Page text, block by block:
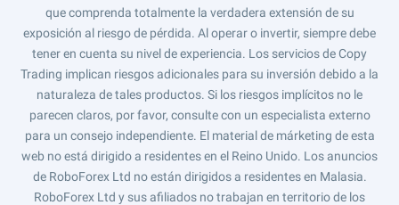
que comprenda totalmente la verdadera extensión de su
exposición al riesgo de pérdida. Al operar o invertir, siempre debe
tener en cuenta su nivel de experiencia. Los servicios de Copy
Trading implican riesgos adicionales para su inversión debido a la
naturaleza de tales productos. Si los riesgos implícitos no le
parecen claros, por favor, consulte con un especialista externo
para un consejo independiente. El material de márketing de esta
web no está dirigido a residentes en el Reino Unido. Los anuncios
de RoboForex Ltd no están dirigidos a residentes en Malasia.
RoboForex Ltd y sus afiliados no trabajan en territorio de los